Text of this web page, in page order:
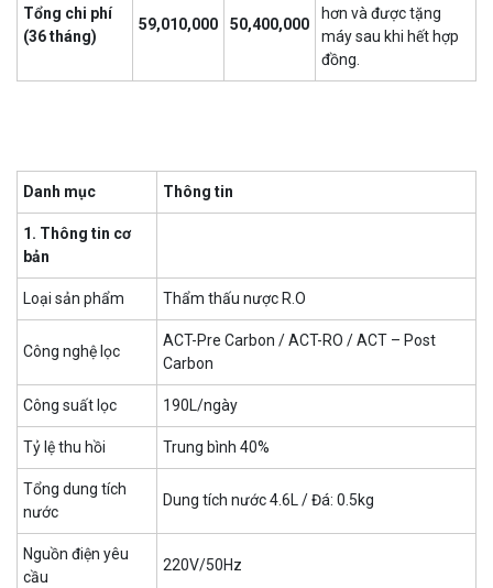
Tổng chi phí
(36 tháng)
59,010,000 50,400,000
hơn và được tặng
máy sau khi hết hợp
đồng.
Danh mục Thông tin
1. Thông tin cơ
bản
Loại sản phẩm Thẩm thấu nược R.O
Công nghệ lọc
ACT-Pre Carbon / ACT-RO / ACT – Post
Carbon
Công suất lọc 190L/ngày
Tỷ lệ thu hồi Trung bình 40%
Tổng dung tích
nước
Dung tích nước 4.6L / Đá: 0.5kg
Nguồn điện yêu
cầu
220V/50Hz